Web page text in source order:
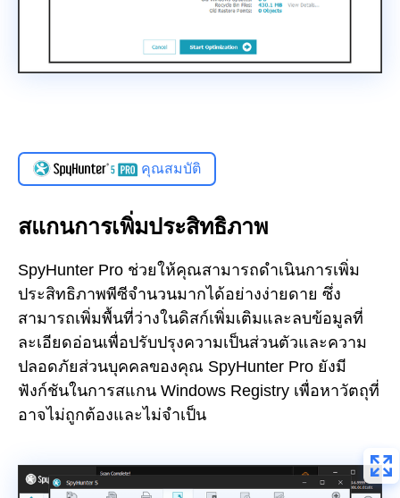
คุณสมบัติ
สแกนการเพิ่มประสิทธิภาพ
SpyHunter Pro ช่วยให้คุณสามารถดำเนินการเพิ่ม
ประสิทธิภาพพีซีจำนวนมากได้อย่างง่ายดาย ซึ่ง
สามารถเพิ่มพื้นที่ว่างในดิสก์เพิ่มเติมและลบข้อมูลที่
ละเอียดอ่อนเพื่อปรับปรุงความเป็นส่วนตัวและความ
ปลอดภัยส่วนบุคคลของคุณ SpyHunter Pro ยังมี
ฟังก์ชันในการสแกน Windows Registry เพื่อหาวัตถุที่
อาจไม่ถูกต้องและไม่จำเป็น